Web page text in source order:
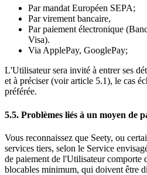
Par mandat Européen SEPA;
Par virement bancaire,
Par paiement électronique
Visa).
Via ApplePay, GooglePay;
L'Utilisateur sera invité à entrer ses
et à préciser (voir article 5.1), le cas
préférée.
5.5. Problèmes liés à un moyen de
Vous reconnaissez que Seety, ou
services tiers, selon le Service
de paiement de l'Utilisateur comporte
blocables minimum, qui doivent être